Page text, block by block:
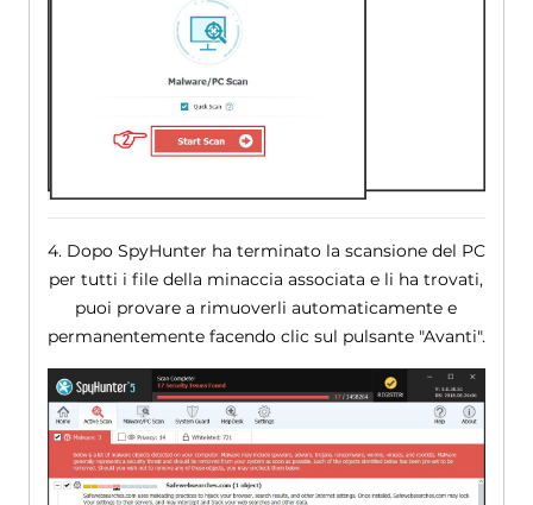
4. Dopo SpyHunter ha terminato la scansione del PC
per tutti i file della minaccia associata e li ha trovati,
puoi provare a rimuoverli automaticamente e
permanentemente facendo clic sul pulsante "Avanti".